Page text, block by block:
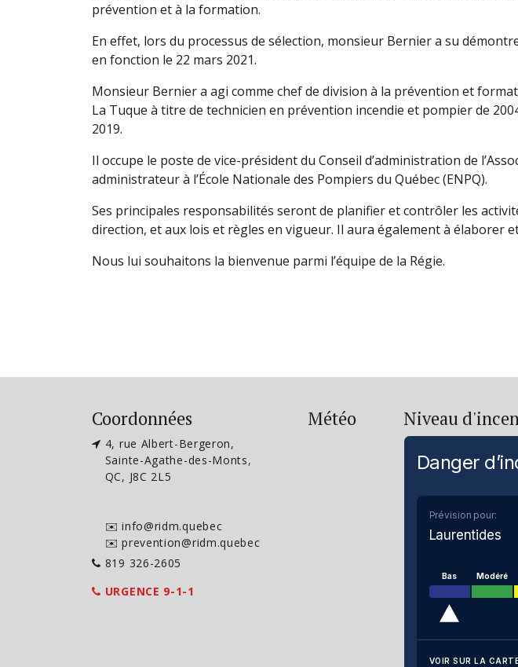
prévention et à la formation.
En effet, lors du processus de sélection, monsieur Bernier a su
en fonction le 22 mars 2021.
Monsieur Bernier a agi comme chef de division à la prévention et
La Tuque à titre de technicien en prévention incendie et pompier de
2019.
Il occupe le poste de vice-président du Conseil d’administration de
administrateur à l’École Nationale des Pompiers du Québec (ENPQ).
Ses principales responsabilités seront de planifier et contrôler les
direction, et aux lois et règles en vigueur. Il aura également à élaborer
Nous lui souhaitons la bienvenue parmi l’équipe de la Régie.
Coordonnées
4, rue Albert-Bergeron,
Sainte-Agathe-des-Monts,
QC, J8C 2L5
✉️ info@ridm.quebec
✉️ prevention@ridm.quebec
819 326-2605
URGENCE 9-1-1
Météo
Niveau
Danger
Prévision pour:
Laurentides
Bas Modéré
VOIR SUR LA